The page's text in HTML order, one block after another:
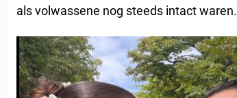
als volwassene nog steeds intact waren.